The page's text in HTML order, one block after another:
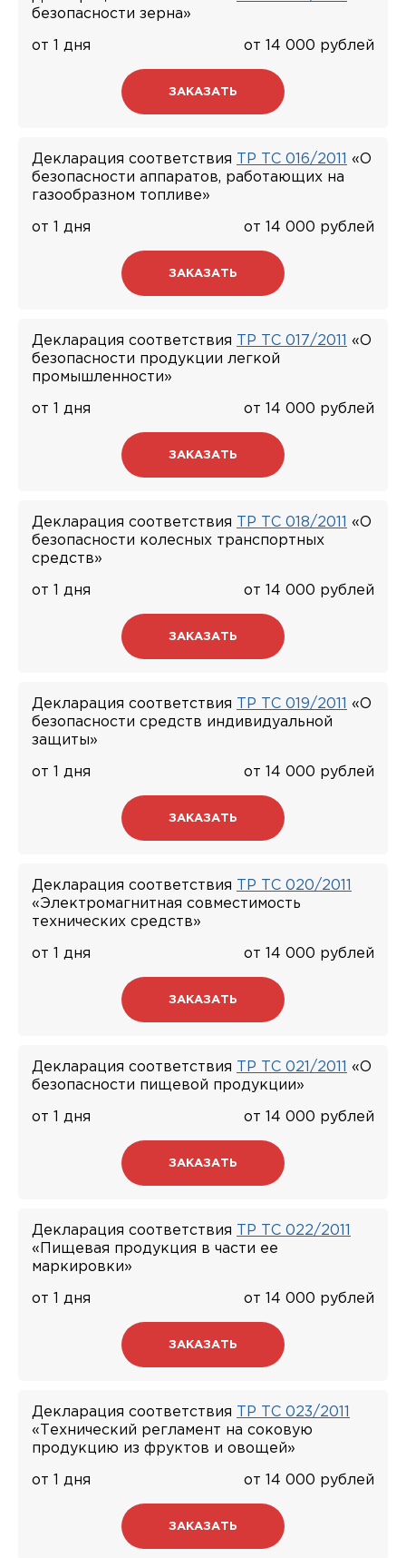
безопасности зерна»
от 1 дня от 14 000 рублей
ЗАКАЗАТЬ
Декларация соответствия ТР ТС 016/2011
«О
безопасности аппаратов, работающих на
газообразном топливе»
от 1 дня от 14 000 рублей
ЗАКАЗАТЬ
Декларация соответствия ТР ТС 017/2011
«О
безопасности продукции легкой
промышленности»
от 1 дня от 14 000 рублей
ЗАКАЗАТЬ
Декларация соответствия ТР ТС 018/2011
«О
безопасности колесных транспортных
средств»
от 1 дня от 14 000 рублей
ЗАКАЗАТЬ
Декларация соответствия ТР ТС 019/2011
«О
безопасности средств индивидуальной
защиты»
от 1 дня от 14 000 рублей
ЗАКАЗАТЬ
Декларация соответствия
ТР ТС 020/2011
«Электромагнитная совместимость
технических средств»
от 1 дня от 14 000 рублей
ЗАКАЗАТЬ
Декларация соответствия ТР ТС 021/2011
«О
безопасности пищевой продукции»
от 1 дня от 14 000 рублей
ЗАКАЗАТЬ
Декларация соответствия
ТР ТС 022/2011
«Пищевая продукция в части ее
маркировки»
от 1 дня от 14 000 рублей
ЗАКАЗАТЬ
Декларация соответствия
ТР ТС 023/2011
«Технический регламент на соковую
продукцию из фруктов и овощей»
от 1 дня от 14 000 рублей
ЗАКАЗАТЬ